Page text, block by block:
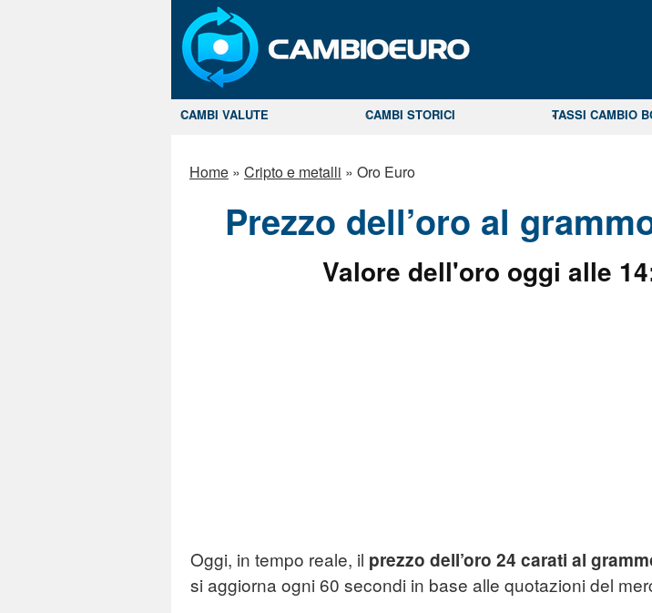
CAMBI VALUTE CAMBI STORICI TASSI CAMBIO
Home » Cripto e metalli » Oro Euro
Prezzo dell’oro al
Valore dell'oro oggi alle
Oggi, in tempo reale, il prezzo dell’oro 24 carati al
si aggiorna ogni 60 secondi in base alle quotazioni del